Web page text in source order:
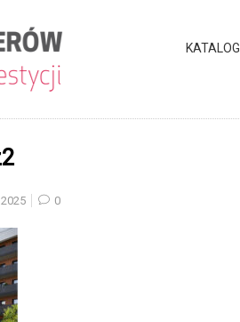
KATALOG
0